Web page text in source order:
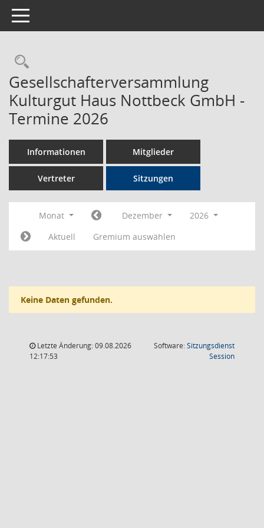
Toggle navigation
Rechercheauswahl
Gesellschafterversammlung
Kulturgut Haus Nottbeck GmbH -
Termine 2026
Informationen Mitglieder
Vertreter Sitzungen
Monat Dezember
2026
Aktuell
Gremium auswählen
Keine Daten gefunden.
Letzte Änderung: 09.08.2026
12:17:53
Software:Sitzungsdienst
Session(Wird in